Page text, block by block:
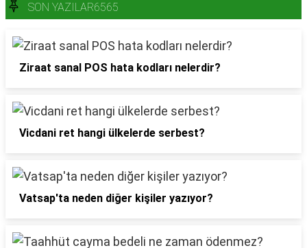
SON YAZILAR6565
Ziraat sanal POS hata kodları nelerdir?
Vicdani ret hangi ülkelerde serbest?
Vatsap'ta neden diğer kişiler yazıyor?